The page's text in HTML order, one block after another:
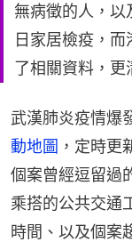
無病徵的人，以
日家居檢疫，
了相關資料，更
武漢肺炎疫情爆
動地圖 ，定時更
個案曾經逗留過
乘搭的公共交通
時間、以及個案